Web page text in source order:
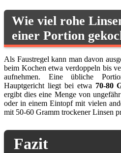
Wie viel rohe
einer Portion
Als Faustregel kann man davon
beim Kochen etwa verdoppeln bis
aufnehmen. Eine übliche
Hauptgericht liegt bei etwa 70-80
ergibt dies eine Menge von
oder in einem Eintopf mit vielen
mit 50-60 Gramm trockener Linsen
Fazit